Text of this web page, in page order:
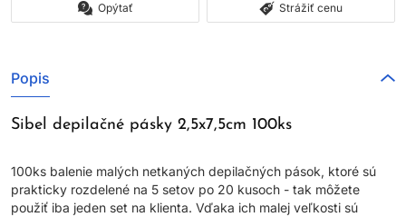
Opýtať Strážiť cenu
Popis
Sibel depilačné pásky 2,5x7,5cm 100ks
100ks balenie malých netkaných depilačných pások, ktoré sú
prakticky rozdelené na 5 setov po 20 kusoch - tak môžete
použiť iba jeden set na klienta. Vďaka ich malej veľkosti sú